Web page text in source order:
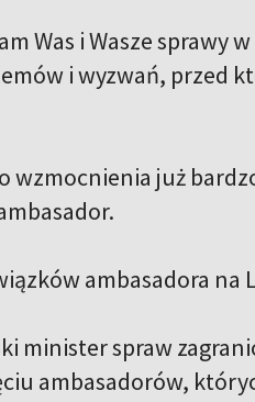
Was i Wasze sprawy
i wyzwań, przed
wzmocnienia już
ambasadora
minister spraw
ambasadorów,